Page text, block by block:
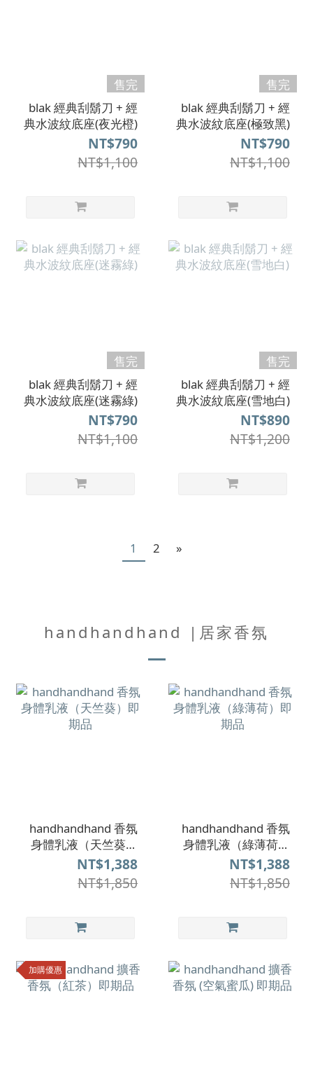
售完
blak 經典刮鬍刀 + 經
典水波紋底座(夜光橙)
NT$790
NT$1,100
售完
blak 經典刮鬍刀 + 經
典水波紋底座(極致黑)
NT$790
NT$1,100
售完
blak 經典刮鬍刀 + 經
典水波紋底座(迷霧綠)
NT$790
NT$1,100
售完
blak 經典刮鬍刀 + 經
典水波紋底座(雪地白)
NT$890
NT$1,200
1 2 »
handhandhand |居家香氛
handhandhand 香氛
身體乳液（天竺葵）
即期品
NT$1,388
NT$1,850
handhandhand 香氛
身體乳液（綠薄荷）
即期品
NT$1,388
NT$1,850
加購優惠